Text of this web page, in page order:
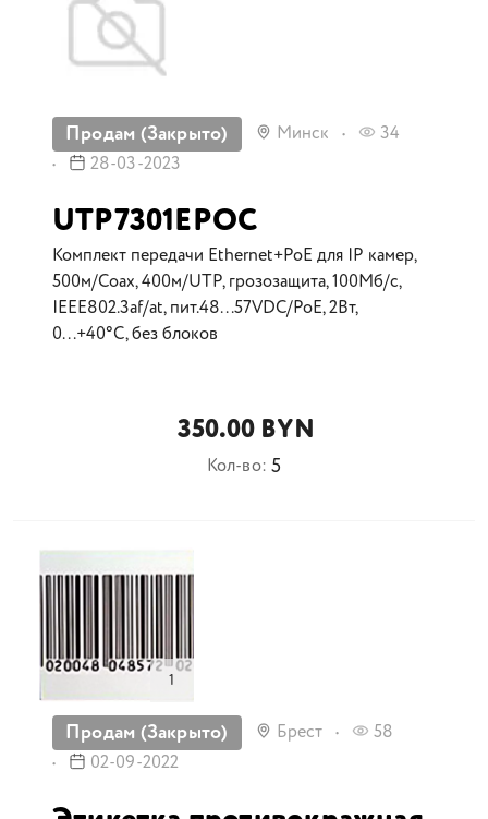
Продам (Закрыто) Минск
34
28-03-2023
UTP7301EPOC
Комплект передачи Ethernet+PoE для IP камер,
500м/Coax, 400м/UTP, грозозащита, 100Мб/с,
IEEE802.3af/at, пит.48...57VDC/PoE, 2Вт,
0...+40°С, без блоков
350.00 BYN
Кол-во: 5
1
Продам (Закрыто) Брест
58
02-09-2022